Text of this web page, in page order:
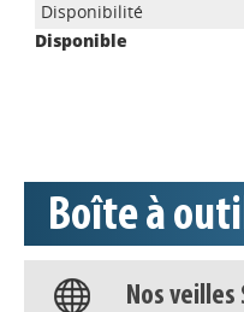
Disponible
Boîte à
Base
Nos veilles